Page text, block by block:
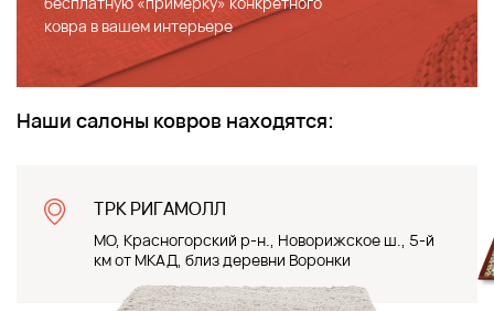
ковра в вашем интерьере
Наши салоны ковров находятся:
ТРК РИГАМОЛЛ
МО, Красногорский р-н., Новорижское ш., 5-й
км от МКАД, близ деревни Воронки